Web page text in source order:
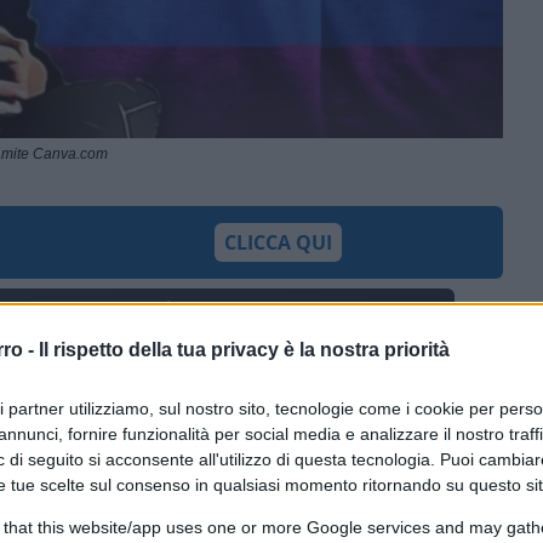
- Il rispetto della tua privacy è la nostra priorità
partner utilizziamo, sul nostro sito, tecnologie come i cookie per
fornire funzionalità per social media e analizzare il nostro
di seguito si acconsente all'utilizzo di questa tecnologia. Puoi
tue scelte sul consenso in qualsiasi momento ritornando su questo
that this website/app uses one or more Google services and may
Canva.com
CLICCA QUI
0:00 --:--
migliore per ricordare la caccia alle
Hermione Granger, la nota streghetta
che, paradossalmente, è tra i